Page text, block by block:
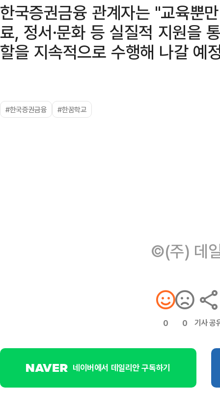
한국증권금융 관계자는 "교육뿐
료, 정서·문화 등 실질적 지원을
할을 지속적으로 수행해 나갈 예
#한국증권금융 #한꿈학교
©(주) 데
0 0 기사 공
네이버에서 데일리안 구독하기